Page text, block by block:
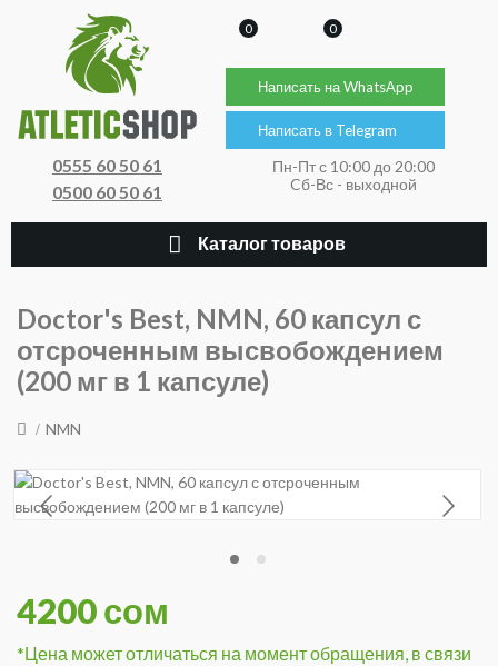
0555 60 50 61
0500 60 50 61
0 0
Написать на WhatsApp
Написать в Telegram
Пн-Пт с 10:00 до 20:00
Cб-Вс - выходной
Каталог товаров
Doctor's Best, NMN, 60 капсул с
отсроченным высвобождением
(200 мг в 1 капсуле)
NMN
4200 сом
*Цена может отличаться на момент обращения, в связи